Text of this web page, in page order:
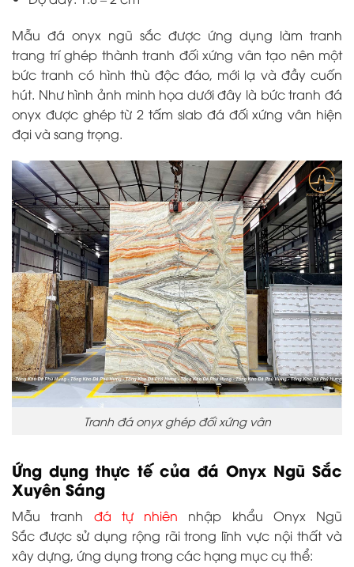
Mẫu đá onyx ngũ sắc được ứng dụng làm tranh
trang trí ghép thành tranh đối xứng vân tạo nên một
bức tranh có hình thù độc đáo, mới lạ và đầy cuốn
hút. Như hình ảnh minh họa dưới đây là bức tranh đá
onyx được ghép từ 2 tấm slab đá đối xứng vân hiện
đại và sang trọng.
Tranh đá onyx ghép đối xứng vân
Ứng dụng thực tế của đá Onyx Ngũ Sắc
Xuyên Sáng
Mẫu tranh đá tự nhiên nhập khẩu Onyx Ngũ
Sắc được sử dụng rộng rãi trong lĩnh vực nội thất và
xây dựng, ứng dụng trong các hạng mục cụ thể: